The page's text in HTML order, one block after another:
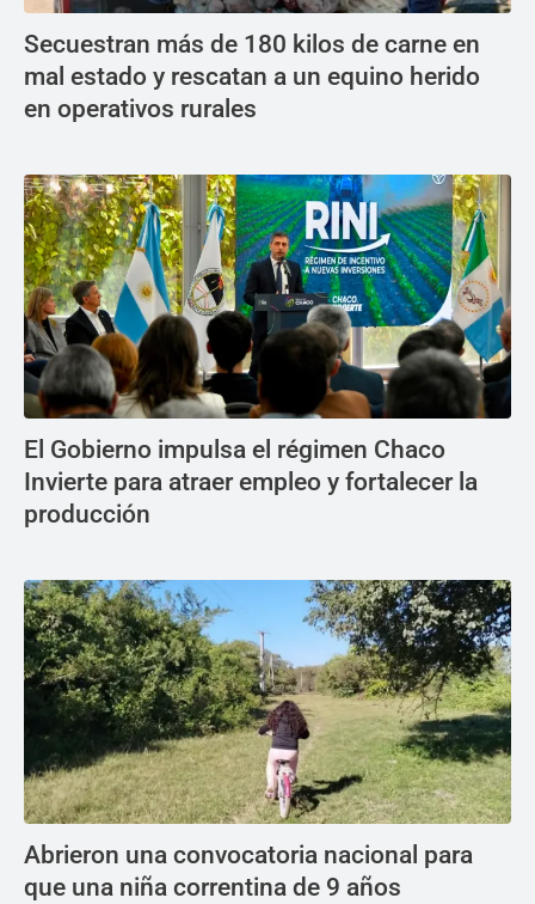
Secuestran más de 180 kilos de carne en
mal estado y rescatan a un equino herido
en operativos rurales
El Gobierno impulsa el régimen Chaco
Invierte para atraer empleo y fortalecer la
producción
Abrieron una convocatoria nacional para
que una niña correntina de 9 años